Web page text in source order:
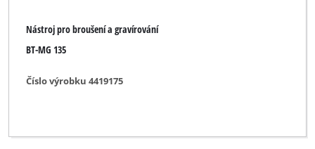
Nástroj pro broušení a gravírování
BT-MG 135
Číslo výrobku 4419175